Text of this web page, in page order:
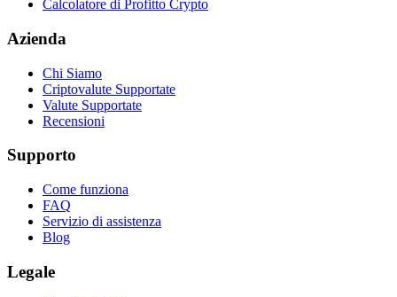
Calcolatore di Profitto Crypto
Azienda
Chi Siamo
Criptovalute Supportate
Valute Supportate
Recensioni
Supporto
Come funziona
FAQ
Servizio di assistenza
Blog
Legale